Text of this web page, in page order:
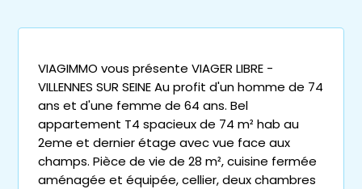
VIAGIMMO vous présente VIAGER LIBRE -
VILLENNES SUR SEINE Au profit d'un homme de 74
ans et d'une femme de 64 ans. Bel
appartement T4 spacieux de 74 m² hab au
2eme et dernier étage avec vue face aux
champs. Pièce de vie de 28 m², cuisine fermée
aménagée et équipée, cellier, deux chambres